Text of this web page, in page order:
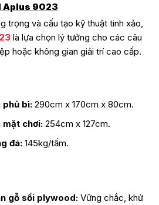
Aplus 9023
trọng và cấu tạo kỹ thuật tinh xảo,
là lựa chọn lý tưởng cho các câu
hoặc không gian giải trí cao cấp.
phủ bì: 290cm x 170cm x 80cm.
mặt chơi: 254cm x 127cm.
đá: 145kg/tấm.
gỗ sồi plywood: Vững chắc, khử